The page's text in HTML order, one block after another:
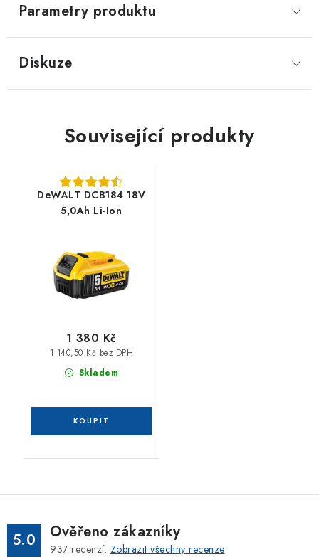
Parametry produktu
Diskuze
Související produkty
DeWALT DCB184 18V
5,0Ah Li-Ion
Skladem
1 140,50 Kč bez DPH
1 380 Kč
5.0 Ověřeno zákazníky
937 recenzí. Zobrazit všechny recenze